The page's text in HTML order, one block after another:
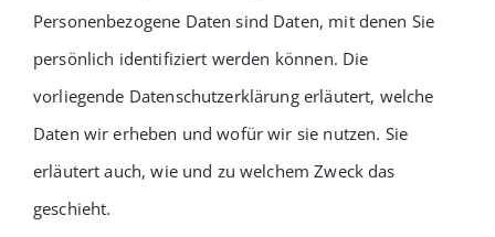
Personenbezogene Daten sind Daten, mit denen Sie
persönlich identifiziert werden können. Die
vorliegende Datenschutzerklärung erläutert, welche
Daten wir erheben und wofür wir sie nutzen. Sie
erläutert auch, wie und zu welchem Zweck das
geschieht.